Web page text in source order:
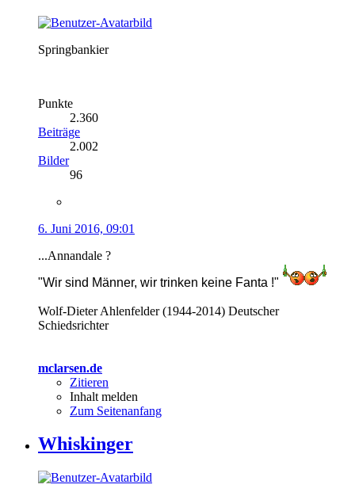
Springbankier
Punkte
2.360
Beiträge
2.002
Bilder
96
6. Juni 2016, 09:01
...Annandale ?
"Wir sind Männer, wir trinken keine Fanta !"
Wolf-Dieter Ahlenfelder (1944-2014) Deutscher
Schiedsrichter
mclarsen.de
Zitieren
Inhalt melden
Zum Seitenanfang
Whiskinger